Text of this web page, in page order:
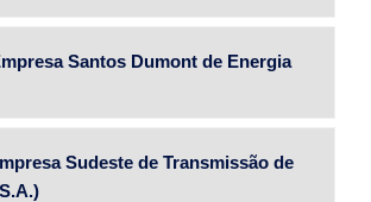
Santos Dumont de Energia
Sudeste de Transmissão de